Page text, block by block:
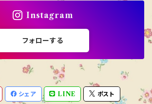
Instagram
フォローする
シェア LINE ポスト